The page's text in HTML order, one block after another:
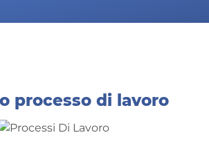
processo di lavoro